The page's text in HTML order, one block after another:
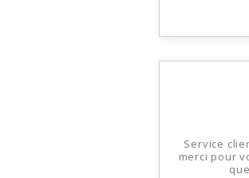
Service
merci pour